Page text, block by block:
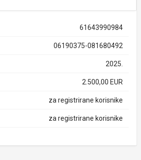
61643990984
06190375-081680492
2025.
2.500,00 EUR
za registrirane korisnike
za registrirane korisnike